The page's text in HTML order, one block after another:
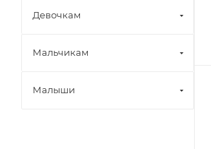
Девочкам
Мальчикам
Малыши